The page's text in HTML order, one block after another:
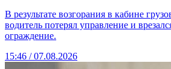
В результате возгорания в кабине
водитель потерял управление и
ограждение.
15:46 / 07.08.2026